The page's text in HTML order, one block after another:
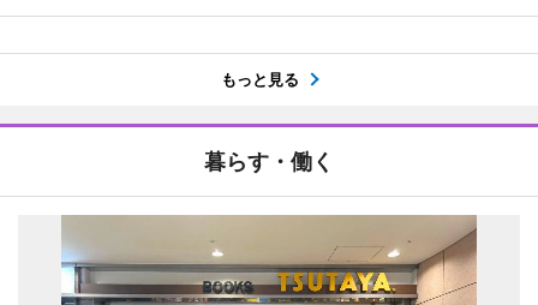
もっと見る
暮らす・働く